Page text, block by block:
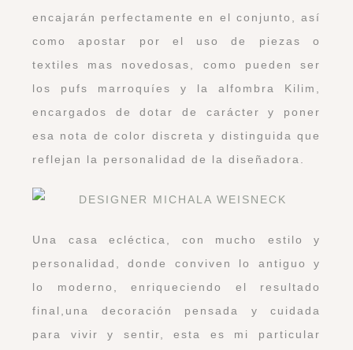
encajarán perfectamente en el conjunto, así
como apostar por el uso de piezas o
textiles mas novedosas, como pueden ser
los pufs marroquíes y la alfombra Kilim,
encargados de dotar de carácter y poner
esa nota de color discreta y distinguida que
reflejan la personalidad de la diseñadora.
Una casa ecléctica, con mucho estilo y
personalidad, donde conviven lo antiguo y
lo moderno, enriqueciendo el resultado
final,una decoración pensada y cuidada
para vivir y sentir, esta es mi particular